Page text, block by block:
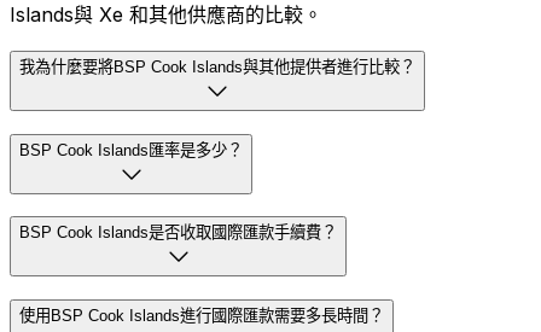
Islands與 Xe 和其他供應商的比較。
我為什麼要將BSP Cook Islands與其他提供者進行比較？
BSP Cook Islands匯率是多少？
BSP Cook Islands是否收取國際匯款手續費？
使用BSP Cook Islands進行國際匯款需要多長時間？